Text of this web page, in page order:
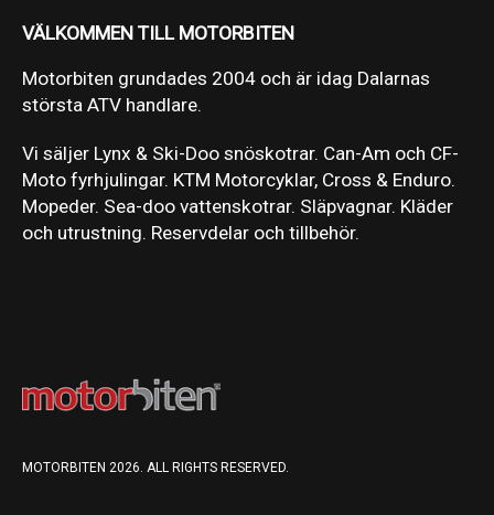
VÄLKOMMEN TILL MOTORBITEN
Motorbiten grundades 2004 och är idag Dalarnas
största ATV handlare.
Vi säljer Lynx & Ski-Doo snöskotrar. Can-Am och CF-
Moto fyrhjulingar. KTM Motorcyklar, Cross & Enduro.
Mopeder. Sea-doo vattenskotrar. Släpvagnar. Kläder
och utrustning. Reservdelar och tillbehör.
MOTORBITEN 2026. ALL RIGHTS RESERVED.